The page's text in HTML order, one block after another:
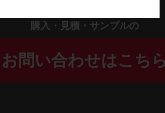
購入・見積・サンプルの
お問い合わせはこちら